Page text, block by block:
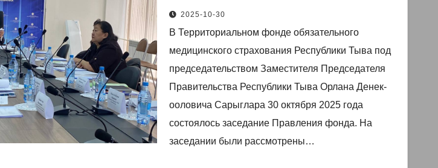
Территориального фонда
обязательного медицинского
страхования Республики Тыва
2025-10-30
В Территориальном фонде обязательного
медицинского страхования Республики Тыва под
председательством Заместителя Председателя
Правительства Республики Тыва Орлана Денек-
ооловича Сарыглара 30 октября 2025 года
состоялось заседание Правления фонда. На
заседании были рассмотрены…